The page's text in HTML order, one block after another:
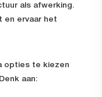
als afwerking.
en ervaar het
opties te kiezen
Denk aan: